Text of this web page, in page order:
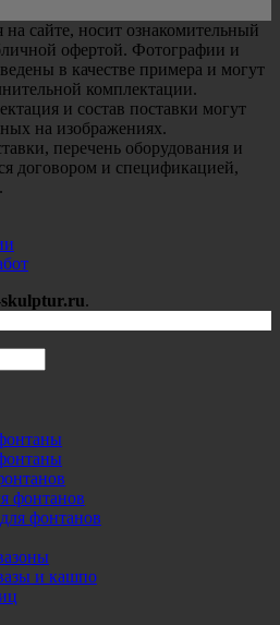
сайте, носит ознакомительный
офертой. Фотографии и
в качестве примера и могут
комплектации.
и состав поставки могут
на изображениях.
перечень оборудования и
договором и спецификацией,
.
фонтанов
фонтанов
и кашпо